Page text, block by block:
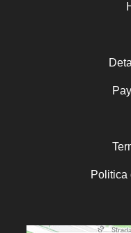
Politica